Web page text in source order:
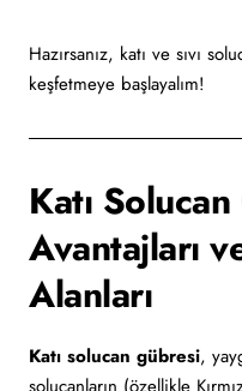
Hazırsanız, katı ve sıvı
keşfetmeye başlayalım!
Katı
Avantajları
Alanları
Katı solucan gübresi,